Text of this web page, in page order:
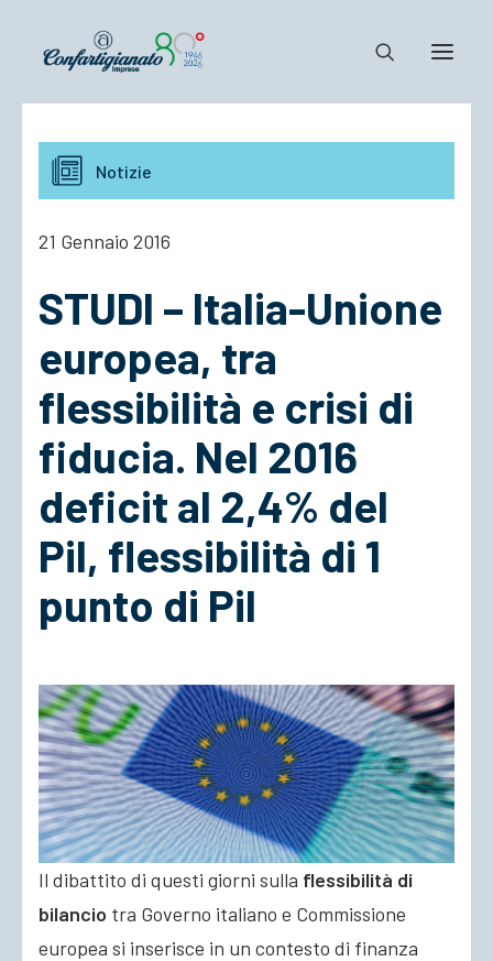
Notizie e Documenti
Confartigianato
Cosa Facciamo
ACCEDI
Notizie
21 Gennaio 2016
STUDI – Italia-Unione
europea, tra
flessibilità e crisi di
fiducia. Nel 2016
deficit al 2,4% del
Pil, flessibilità di 1
punto di Pil
Il dibattito di questi giorni sulla flessibilità di
bilancio tra Governo italiano e Commissione
europea si inserisce in un contesto di finanza